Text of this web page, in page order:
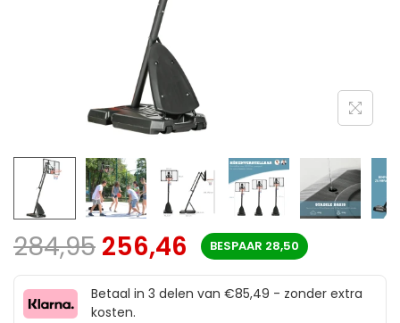
284,95 256,46 BESPAAR 28,50
Betaal in 3 delen van €85,49 - zonder extra
kosten.